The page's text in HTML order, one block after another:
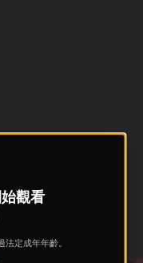
觀看
定成年年齡。